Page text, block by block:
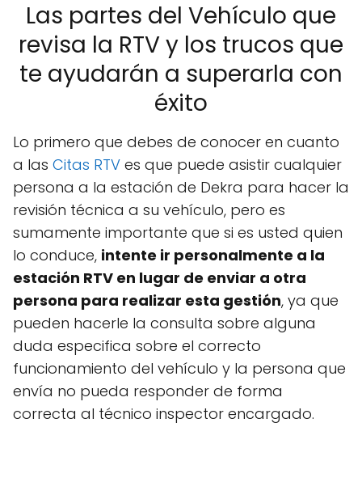
Las partes del Vehículo que
revisa la RTV y los trucos que
te ayudarán a superarla con
éxito
Lo primero que debes de conocer en cuanto
a las Citas RTV es que puede asistir cualquier
persona a la estación de Dekra para hacer la
revisión técnica a su vehículo, pero es
sumamente importante que si es usted quien
lo conduce, intente ir personalmente a la
estación RTV en lugar de enviar a otra
persona para realizar esta gestión, ya que
pueden hacerle la consulta sobre alguna
duda especifica sobre el correcto
funcionamiento del vehículo y la persona que
envía no pueda responder de forma
correcta al técnico inspector encargado.